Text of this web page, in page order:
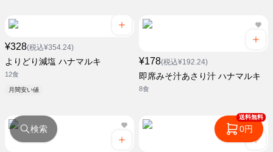
¥328(税込¥354.24)
よりどり減塩 ハナマルキ
12食
月間安い値
¥178(税込¥192.24)
即席みそ汁あさり汁 ハナマルキ
8食
検索
送料無料
0円